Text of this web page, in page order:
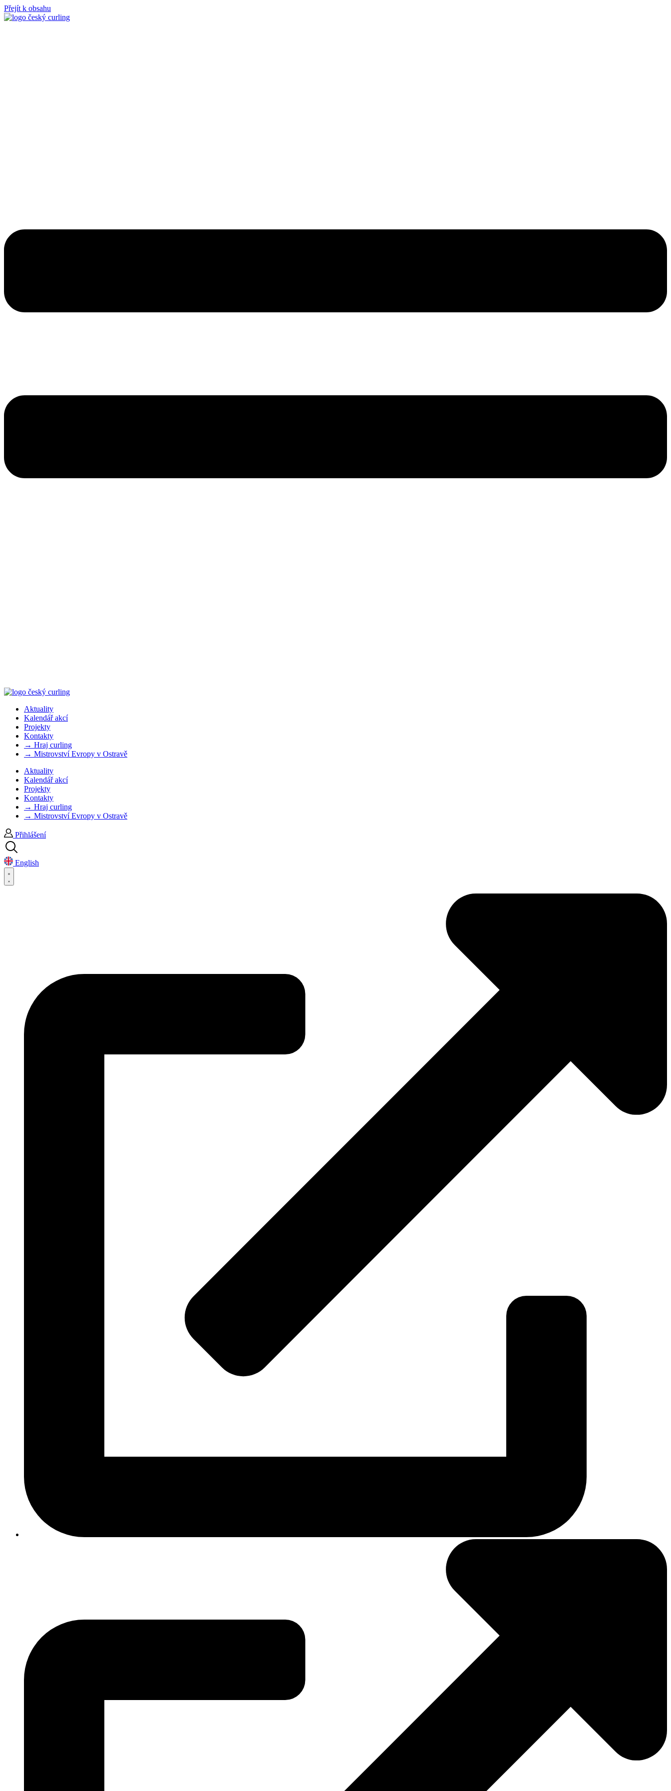
Přejít k obsahu
Aktuality
Kalendář akcí
Projekty
Kontakty
→ Hraj curling
→ Mistrovství Evropy v Ostravě
Aktuality
Kalendář akcí
Projekty
Kontakty
→ Hraj curling
→ Mistrovství Evropy v Ostravě
Přihlášení
English